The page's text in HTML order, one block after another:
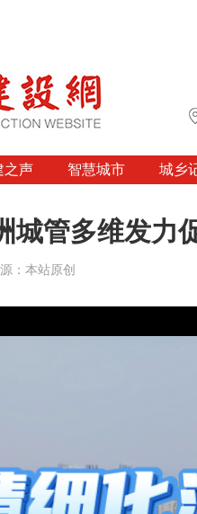
之声 智慧城市 城乡
城管多维发力
：本站原创